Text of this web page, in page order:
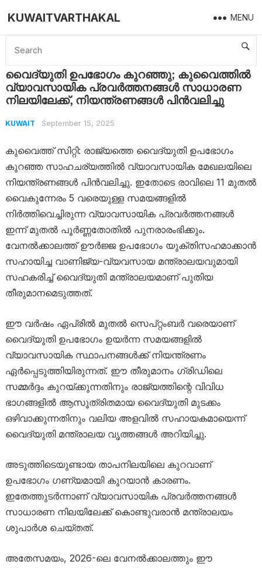
KUWAITVARTHAKAL MENU
Home Kuwait വൈദ്യുതി ഉപഭോഗം കുറഞ്ഞു; കുവൈത്തിൽ വ്യാവസായിക പ്രവർത്തനങ്ങൾ സാധാരണ നിലയിലേക്ക്, നിയന്ത്രണങ്ങൾ പിൻവലിച്ചു
വൈദ്യുതി ഉപഭോഗം കുറഞ്ഞു; കുവൈത്തിൽ
വ്യാവസായിക പ്രവർത്തനങ്ങൾ സാധാരണ
നിലയിലേക്ക്, നിയന്ത്രണങ്ങൾ പിൻവലിച്ചു
KUWAIT September 15, 2025
കുവൈത്ത് സിറ്റി: രാജ്യത്തെ വൈദ്യുതി ഉപഭോഗം
കുറഞ്ഞ സാഹചര്യത്തിൽ വ്യാവസായിക മേഖലയിലെ
നിയന്ത്രണങ്ങൾ പിൻവലിച്ചു. ഇതോടെ രാവിലെ 11 മുതൽ
വൈകുന്നേരം 5 വരെയുള്ള സമയങ്ങളിൽ
നിർത്തിവെച്ചിരുന്ന വ്യാവസായിക പ്രവർത്തനങ്ങൾ
ഇന്ന് മുതൽ പൂർണ്ണതോതിൽ പുനരാരംഭിക്കും.
വേനൽക്കാലത്ത് ഊർജ്ജ ഉപഭോഗം യുക്തിസഹമാക്കാൻ
സഹായിച്ച വാണിജ്യ-വ്യവസായ മന്ത്രാലയവുമായി
സഹകരിച്ച് വൈദ്യുതി മന്ത്രാലയമാണ് പുതിയ
തീരുമാനമെടുത്തത്.
ഈ വർഷം ഏപ്രിൽ മുതൽ സെപ്റ്റംബർ വരെയാണ്
വൈദ്യുതി ഉപഭോഗം ഉയർന്ന സമയങ്ങളിൽ
വ്യാവസായിക സ്ഥാപനങ്ങൾക്ക് നിയന്ത്രണം
ഏർപ്പെടുത്തിയിരുന്നത്. ഈ തീരുമാനം ഗ്രിഡിലെ
സമ്മർദ്ദം കുറയ്ക്കുന്നതിനും രാജ്യത്തിന്റെ വിവിധ
ഭാഗങ്ങളിൽ ആസൂത്രിതമായ വൈദ്യുതി മുടക്കം
ഒഴിവാക്കുന്നതിനും വലിയ അളവിൽ സഹായകമായെന്ന്
വൈദ്യുതി മന്ത്രാലയ വൃത്തങ്ങൾ അറിയിച്ചു.
അടുത്തിടെയുണ്ടായ താപനിലയിലെ കുറവാണ്
ഉപഭോഗം ഗണ്യമായി കുറയാൻ കാരണം.
ഇതേത്തുടർന്നാണ് വ്യാവസായിക പ്രവർത്തനങ്ങൾ
സാധാരണ നിലയിലേക്ക് കൊണ്ടുവരാൻ മന്ത്രാലയം
ശുപാർശ ചെയ്തത്.
അതേസമയം, 2026-ലെ വേനൽക്കാലത്തും ഈ